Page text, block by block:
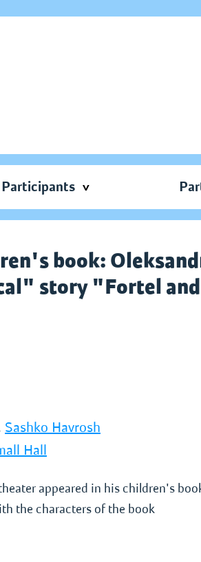
Participants
book:
story "Fortel and
Sashko Havrosh
Hall
appeared in his children's
the characters of the book